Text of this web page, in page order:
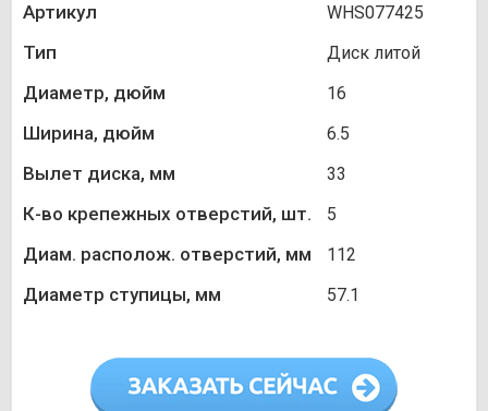
Артикул WHS077425
Тип Диск литой
Диаметр, дюйм 16
Ширина, дюйм 6.5
Вылет диска, мм 33
К-во крепежных отверстий, шт. 5
Диам. располож. отверстий, мм 112
Диаметр ступицы, мм 57.1